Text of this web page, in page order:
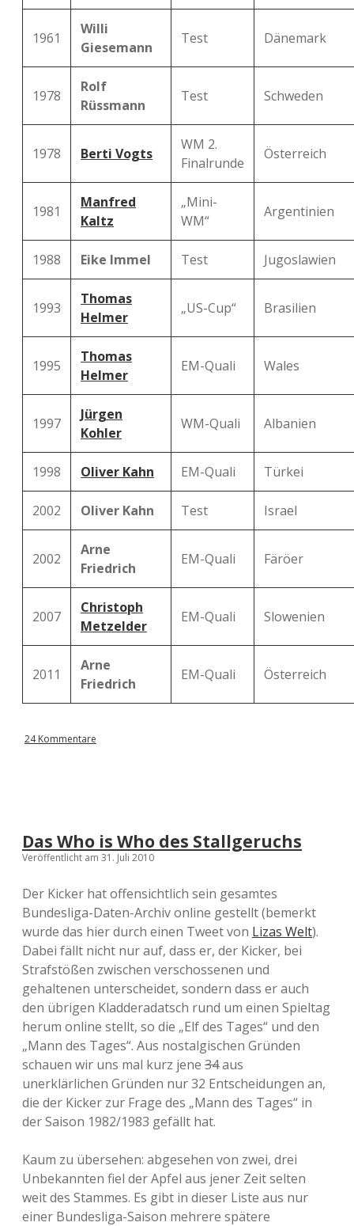
1961
Willi
Giesemann
Test Dänemark
1978
Rolf
Rüssmann
Test Schweden
1978 Berti Vogts
WM 2.
Finalrunde
Österreich
1981
Manfred
Kaltz
„Mini-
WM“
Argentinien
1988 Eike Immel Test Jugoslawien
1993
Thomas
Helmer
„US-Cup“ Brasilien
1995
Thomas
Helmer
EM-Quali Wales
1997
Jürgen
Kohler
WM-Quali Albanien
1998 Oliver Kahn EM-Quali Türkei
2002 Oliver Kahn Test Israel
2002
Arne
Friedrich
EM-Quali Färöer
2007
Christoph
Metzelder
EM-Quali Slowenien
2011
Arne
Friedrich
EM-Quali Österreich
24 Kommentare
Das Who is Who des Stallgeruchs
Veröffentlicht am 31. Juli 2010
Der Kicker hat offensichtlich sein gesamtes
Bundesliga-Daten-Archiv online gestellt (bemerkt
wurde das hier durch einen Tweet von Lizas Welt).
Dabei fällt nicht nur auf, dass er, der Kicker, bei
Strafstößen zwischen verschossenen und
gehaltenen unterscheidet, sondern dass er auch
den übrigen Kladderadatsch rund um einen Spieltag
herum online stellt, so die „Elf des Tages“ und den
„Mann des Tages“. Aus nostalgischen Gründen
schauen wir uns mal kurz jene 34aus
unerklärlichen Gründen nur 32 Entscheidungen an,
die der Kicker zur Frage des „Mann des Tages“ in
der Saison 1982/1983 gefällt hat.
Kaum zu übersehen: abgesehen von zwei, drei
Unbekannten fiel der Apfel aus jener Zeit selten
weit des Stammes. Es gibt in dieser Liste aus nur
einer Bundesliga-Saison mehrere spätere